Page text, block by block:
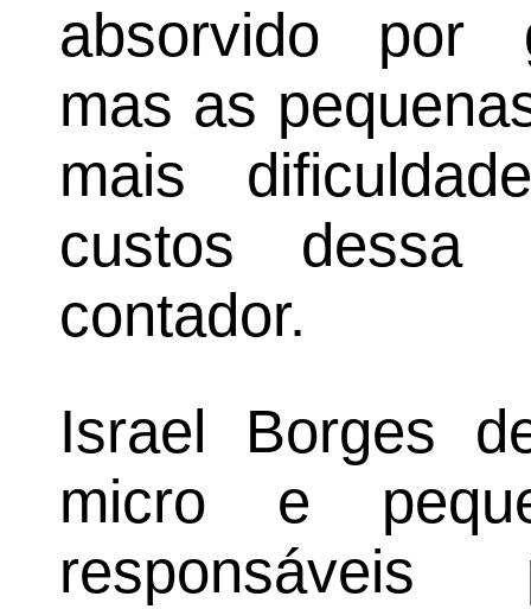
absorvido por
mas as
mais
custos dessa
contador.
Israel Borges
micro e